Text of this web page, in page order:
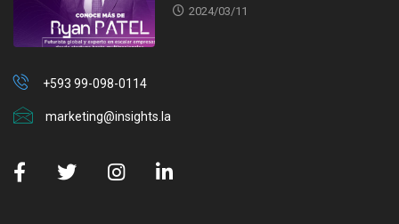
2024/03/11
+593 99-098-0114
marketing@insights.la